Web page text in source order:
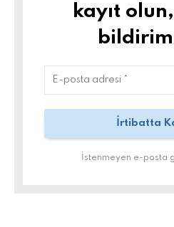
kayıt
bildirim
İstenmeyen e-posta